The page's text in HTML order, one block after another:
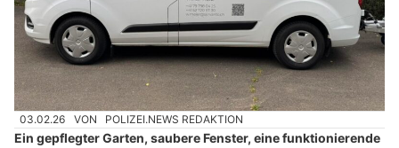
03.02.26 VON POLIZEI.NEWS REDAKTION
Ein gepflegter Garten, saubere Fenster, eine funktionierende